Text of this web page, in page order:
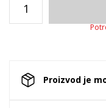
Proizvod je